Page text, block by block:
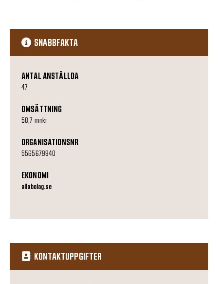
SNABBFAKTA
ANTAL ANSTÄLLDA
47
OMSÄTTNING
58,7 mnkr
ORGANISATIONSNR
5565679940
EKONOMI
allabolag.se
KONTAKTUPPGIFTER